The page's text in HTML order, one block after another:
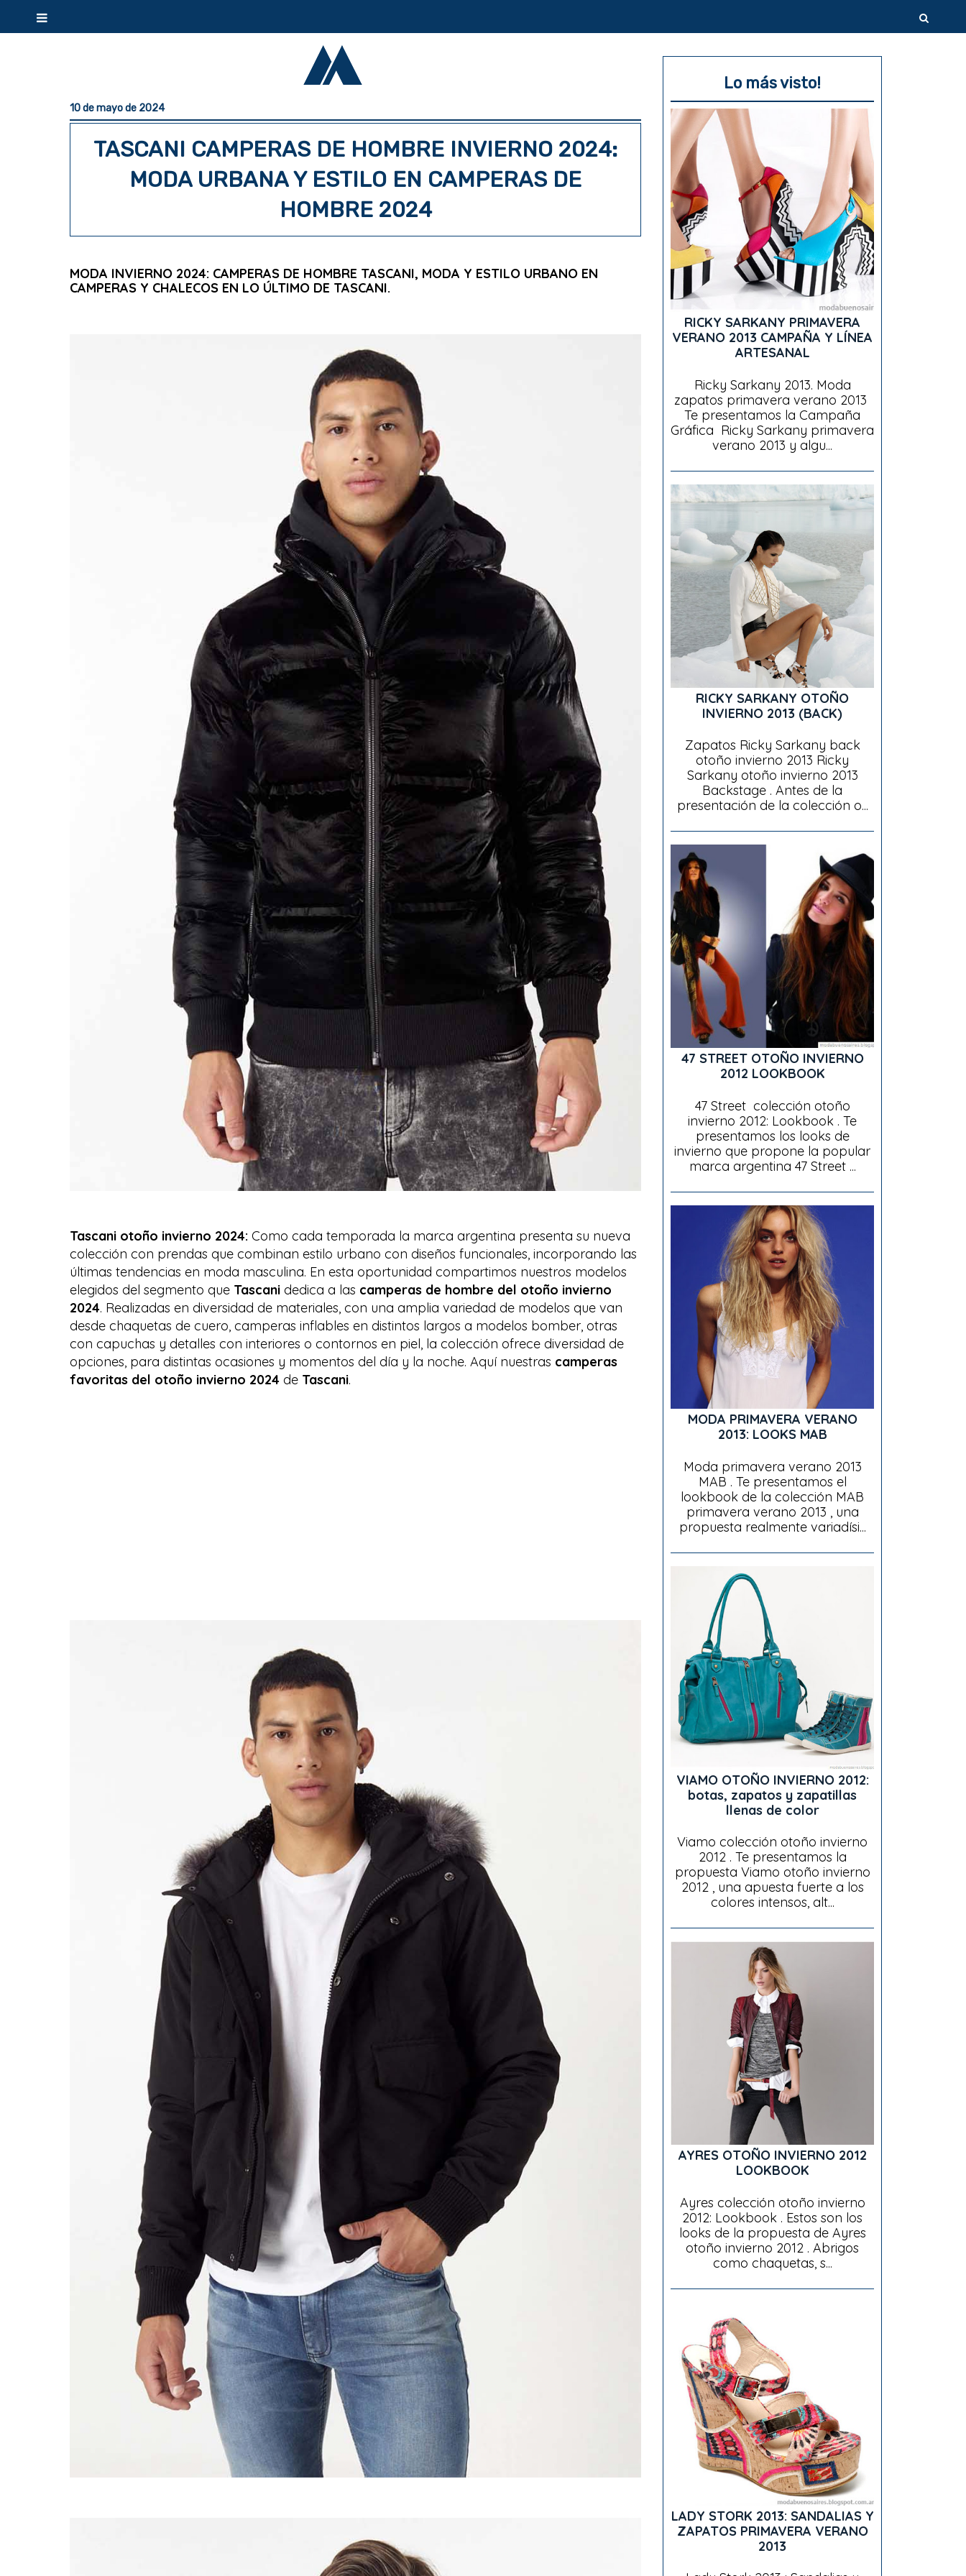
10 de mayo de 2024
TASCANI CAMPERAS DE HOMBRE INVIERNO 2024:
MODA URBANA Y ESTILO EN CAMPERAS DE
HOMBRE 2024
MODA INVIERNO 2024: CAMPERAS DE HOMBRE TASCANI, MODA Y ESTILO URBANO EN
CAMPERAS Y CHALECOS EN LO ÚLTIMO DE TASCANI.
Tascani otoño invierno 2024: Como cada temporada la marca argentina presenta su nueva
colección con prendas que combinan estilo urbano con diseños funcionales, incorporando las
últimas tendencias en moda masculina. En esta oportunidad compartimos nuestros modelos
elegidos del segmento que Tascani dedica a las camperas de hombre del otoño invierno
2024. Realizadas en diversidad de materiales, con una amplia variedad de modelos que van
desde chaquetas de cuero, camperas inflables en distintos largos a modelos bomber, otras
con capuchas y detalles con interiores o contornos en piel, la colección ofrece diversidad de
opciones, para distintas ocasiones y momentos del día y la noche. Aquí nuestras camperas
favoritas del otoño invierno 2024 de Tascani.
Lo más visto!
RICKY SARKANY PRIMAVERA
VERANO 2013 CAMPAÑA Y LÍNEA
ARTESANAL
Ricky Sarkany 2013. Moda
zapatos primavera verano 2013
Te presentamos la Campaña
Gráfica Ricky Sarkany primavera
verano 2013 y algu...
RICKY SARKANY OTOÑO
INVIERNO 2013 (BACK)
Zapatos Ricky Sarkany back
otoño invierno 2013 Ricky
Sarkany otoño invierno 2013
Backstage . Antes de la
presentación de la colección o...
47 STREET OTOÑO INVIERNO
2012 LOOKBOOK
47 Street colección otoño
invierno 2012: Lookbook . Te
presentamos los looks de
invierno que propone la popular
marca argentina 47 Street ...
MODA PRIMAVERA VERANO
2013: LOOKS MAB
Moda primavera verano 2013
MAB . Te presentamos el
lookbook de la colección MAB
primavera verano 2013 , una
propuesta realmente variadísi...
VIAMO OTOÑO INVIERNO 2012:
botas, zapatos y zapatillas
llenas de color
Viamo colección otoño invierno
2012 . Te presentamos la
propuesta Viamo otoño invierno
2012 , una apuesta fuerte a los
colores intensos, alt...
AYRES OTOÑO INVIERNO 2012
LOOKBOOK
Ayres colección otoño invierno
2012: Lookbook . Estos son los
looks de la propuesta de Ayres
otoño invierno 2012 . Abrigos
como chaquetas, s...
LADY STORK 2013: SANDALIAS Y
ZAPATOS PRIMAVERA VERANO
2013